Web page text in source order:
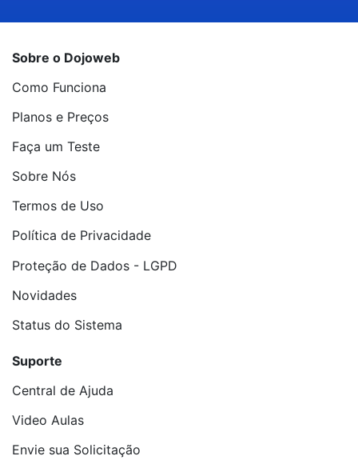
Sobre o Dojoweb
Como Funciona
Planos e Preços
Faça um Teste
Sobre Nós
Termos de Uso
Política de Privacidade
Proteção de Dados - LGPD
Novidades
Status do Sistema
Suporte
Central de Ajuda
Video Aulas
Envie sua Solicitação